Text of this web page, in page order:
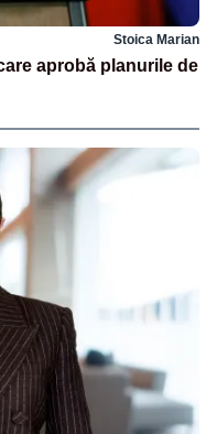
Stoica Marian
aprobă planurile de